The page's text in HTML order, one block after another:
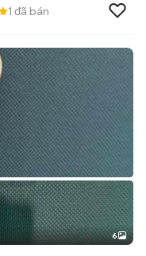
1 đã bán
+2
6